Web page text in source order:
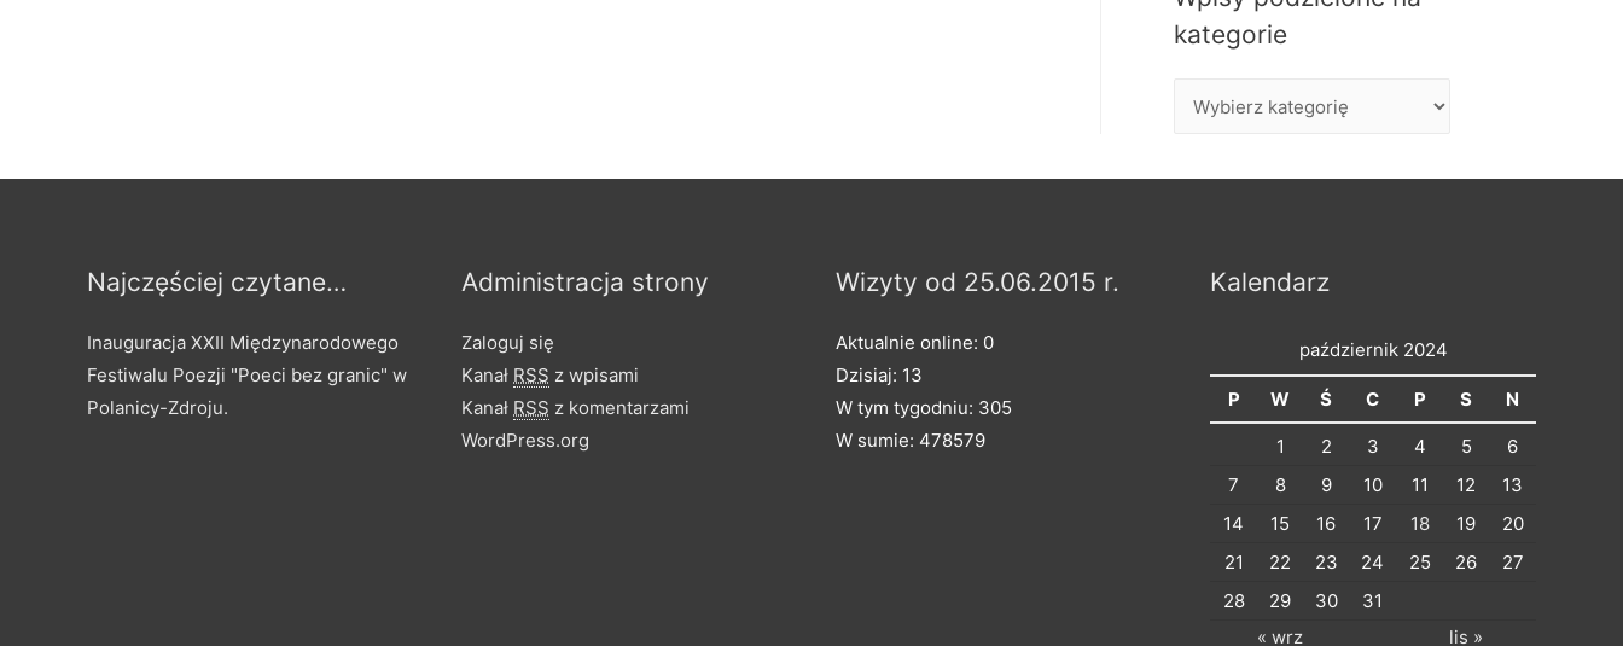
a
kategorie
Najczęściej czytane…
Inauguracja XXII Międzynarodowego
Festiwalu Poezji "Poeci bez granic" w
Polanicy-Zdroju.
Administracja strony
Zaloguj się
Kanał RSS z wpisami
Kanał RSS z komentarzami
WordPress.org
Wizyty od 25.06.2015 r.
Aktualnie online: 0
Dzisiaj: 13
W tym tygodniu: 305
W sumie: 478579
Kalendarz
październik 2024
P W Ś C P S N
« wrz lis »
1 2 3 4 5
6
7
8 9 10 11 12
13
14
15 16 17 18 19
20
21
22 23 24 25 26
27
28
29 30 31